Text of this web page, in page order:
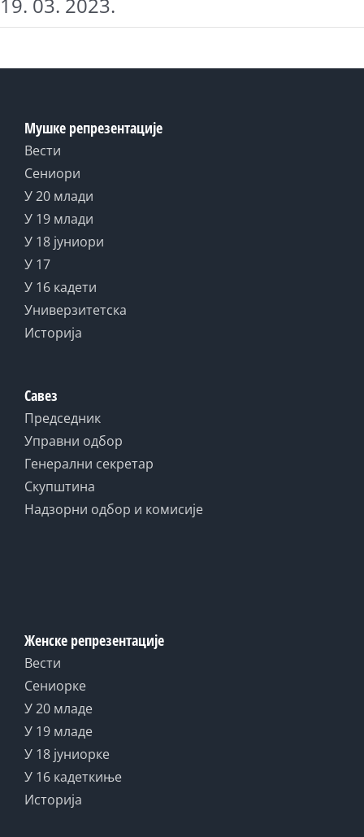
Мушке репрезентације
Вести
Сениори
У 20 млади
У 19 млади
У 18 јуниори
У 17
У 16 кадети
Универзитетска
Историја
Савез
Председник
Управни одбор
Генерални секретар
Скупштина
Надзорни одбор и комисије
Женске репрезентације
Вести
Сениорке
У 20 младе
У 19 младе
У 18 јуниорке
У 16 кадеткиње
Историја